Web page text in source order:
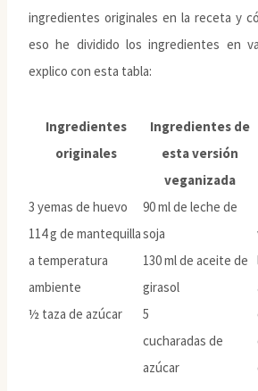
ingredientes originales en la receta y
eso he dividido los ingredientes en
explico con esta tabla:
Ingredientes
originales
Ingredientes de
esta versión
veganizada
3 yemas de huevo
114 g de mantequilla
a temperatura
ambiente
½ taza de azúcar
90 ml de leche de
soja
130 ml de aceite de
girasol
5
cucharadas de
azúcar